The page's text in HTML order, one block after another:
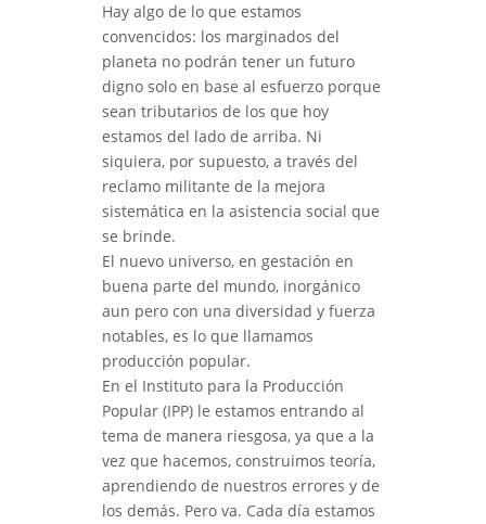
Hay algo de lo que estamos
convencidos: los marginados del
planeta no podrán tener un futuro
digno solo en base al esfuerzo porque
sean tributarios de los que hoy
estamos del lado de arriba. Ni
siquiera, por supuesto, a través del
reclamo militante de la mejora
sistemática en la asistencia social que
se brinde.
El nuevo universo, en gestación en
buena parte del mundo, inorgánico
aun pero con una diversidad y fuerza
notables, es lo que llamamos
producción popular.
En el Instituto para la Producción
Popular (IPP) le estamos entrando al
tema de manera riesgosa, ya que a la
vez que hacemos, construimos teoría,
aprendiendo de nuestros errores y de
los demás. Pero va. Cada día estamos